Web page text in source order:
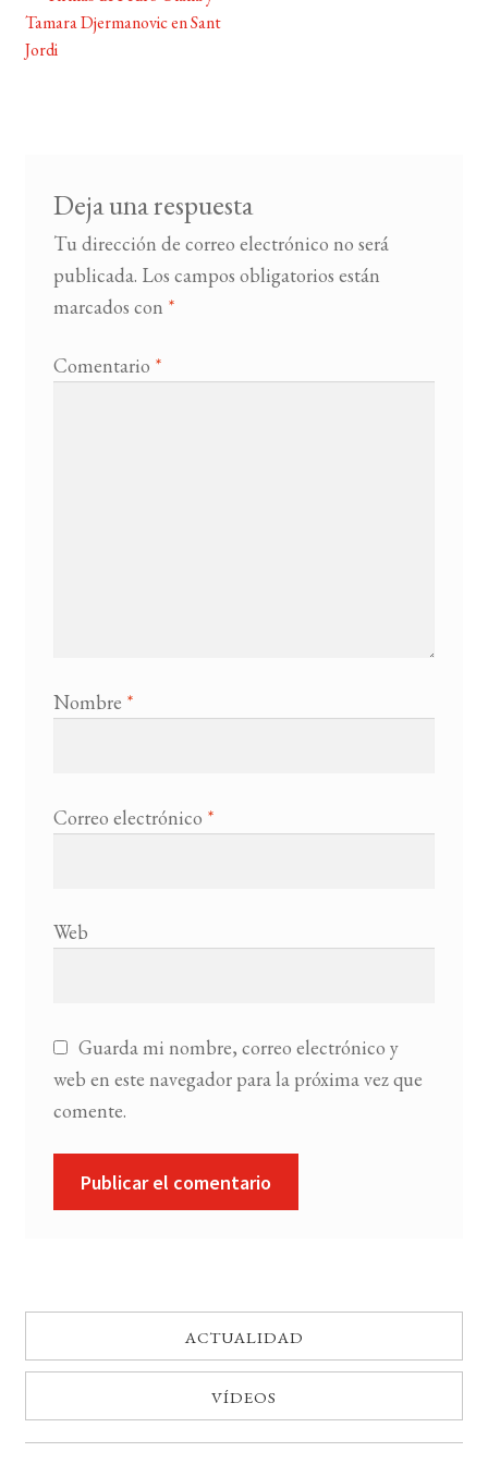
de
Tamara Djermanovic en Sant
Jordi
Deja una respuesta
Tu dirección de correo electrónico no será
publicada. Los campos obligatorios están
marcados con *
Comentario *
Nombre *
Correo electrónico *
Web
Guarda mi nombre, correo electrónico y
web en este navegador para la próxima vez que
comente.
ACTUALIDAD
VÍDEOS